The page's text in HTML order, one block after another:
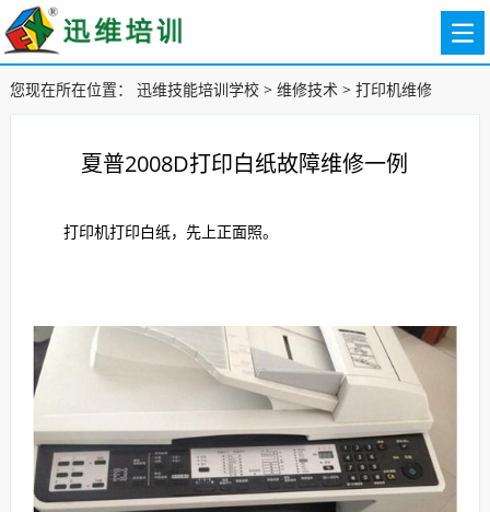
您现在所在位置： 迅维技能培训学校> 维修技术> 打印机维修
夏普2008D打印白纸故障维修一例
打印机打印白纸，先上正面照。